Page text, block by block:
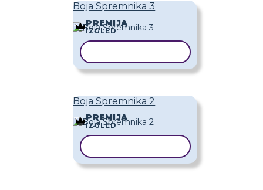
Boja Spremnika 3
PREMIJA
IZGLED
Boja Spremnika 2
PREMIJA
IZGLED